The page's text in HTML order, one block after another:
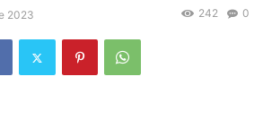
2023 0
242